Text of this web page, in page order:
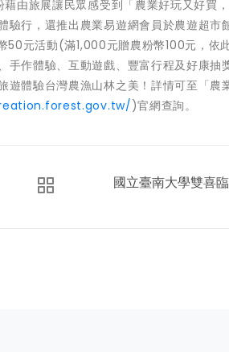
由旅展讓民眾感受到「農業好玩又好買
行，還推出農業易遊網會員於農遊超市
元活動(滿1,000元贈農粉幣100元，依
作體驗、互動遊戲、豐富行程及好康抽
遊體驗台灣農漁山林之美！詳情可至「農
)官網查詢。
國立臺南大學雙喜